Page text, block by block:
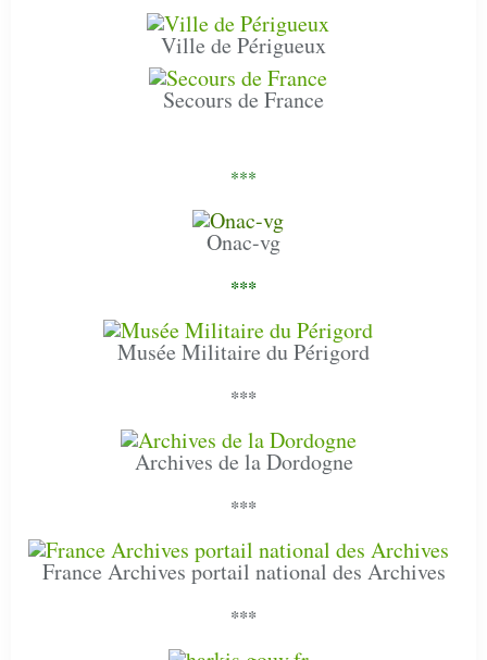
Ville de Périgueux
Secours de France
***
Onac-vg
***
Musée Militaire du Périgord
***
Archives de la Dordogne
***
France Archives portail national des Archives
***